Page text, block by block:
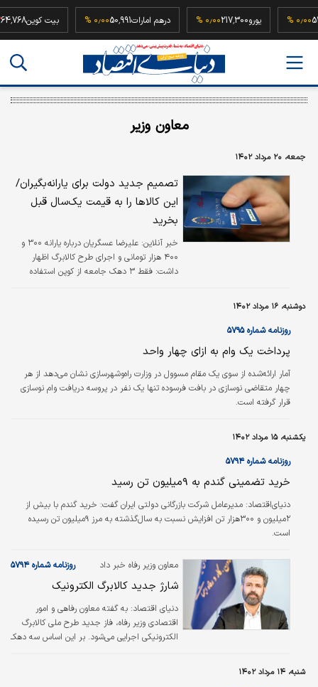
۰٫۰۰ % یورو217,300۰٫۰۰ % درهم امارات50,991۰٫۰۰ % بیت کوین
معاون وزیر
جمعه، ۲۰ مرداد ۱۴۰۲
تصمیم جدید دولت برای یارانه‌بگیران/
این کالاها را به قیمت یک‌سال قبل
بخرید
خبر آنلاین:
علیرضا عسگریان درباره یارانه ۳۰۰ و
۴۰۰ هزار تومانی و اجرای طرح کالابرگ اظهار
داشت: فقط ۳ دهک جامعه از کوپن استفاده
دوشنبه، ۱۶ مرداد ۱۴۰۲
روزنامه شماره ۵۷۹۵
پرداخت یک وام به ازای چهار واحد
آمار ارائه‌شده از سوی یک مقام مسوول در وزارت راه‌وشهرسازی نشان می‌‌‌دهد از هر
چهار متقاضی نوسازی در بافت فرسوده تنها یک نفر در پروسه دریافت وام نوسازی
قرار گرفته است.
یکشنبه، ۱۵ مرداد ۱۴۰۲
روزنامه شماره ۵۷۹۴
خرید تضمینی گندم به ۹‌میلیون ‌تن رسید
دنیای‌اقتصاد: مدیرعامل شرکت بازرگانی دولتی ایران گفت: خرید گندم با بیش از
۲‌میلیون و ۳۰۰‌هزار ‌تن افزایش نسبت به سال‌گذشته به مرز ۹‌میلیون ‌تن رسیده
است.
معاون وزیر رفاه خبر داد روزنامه شماره ۵۷۹۴
شارژ جدید کالابرگ الکترونیک
دنیای اقتصاد: به گفته معاون رفاهی و امور
اقتصادی وزیر رفاه، فاز جدید طرح ملی کالابرگ
الکترونیکی اجرایی می‎شود. بر این اساس سه دهک
شنبه، ۱۴ مرداد ۱۴۰۲